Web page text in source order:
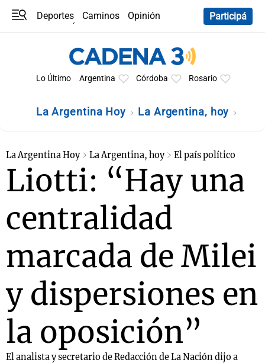
Deportes Caminos
Opinión
Participá
Lo Último Argentina Córdoba Rosario
La Argentina Hoy La Argentina, hoy
La Argentina Hoy La Argentina, hoy El país político
Liotti: “Hay una
centralidad
marcada de Milei
y dispersiones en
la oposición”
El analista y secretario de Redacción de La Nación dijo a